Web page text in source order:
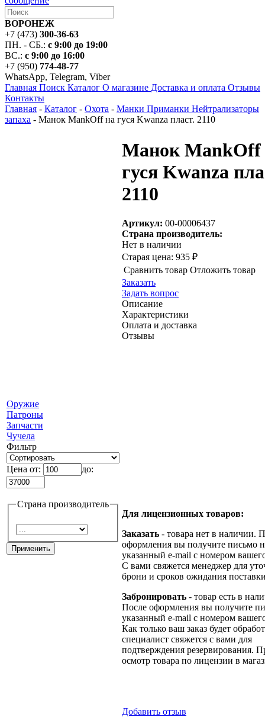
ВОРОНЕЖ
+7 (473) 300-36-63
ПН. - СБ.: с 9:00 до 19:00
ВС.: с 9:00 до 16:00
+7 (950) 774-48-77
WhatsApp, Telegram, Viber
Главная Поиск Каталог О магазине Доставка и оплата Отзывы
Контакты
Главная - Каталог - Охота - Манки Приманки Нейтрализаторы
запаха - Манок MankOff на гуся Kwanza пласт. 2110
Оружие
Патроны
Запчасти
Чучела
Фильтр
Цена от: до:
Страна производитель
Манок MankOff
гуся Kwanza
2110
Артикул: 00-00006437
Страна производитель:
Нет в наличии
Старая цена: 935 ₽
Сравнить товар Отложить товар
Заказать
Задать вопрос
Описание
Характеристики
Оплата и доставка
Отзывы
Для лицензионных товаров:
Заказать - товара нет в наличии.
оформления вы получите письмо
указанный e-mail с номером
С вами свяжется менеджер для
брони и сроков ожидания
Забронировать - товар есть в
После оформления вы получите
указанный e-mail с номером
Как только ваш заказ будет
специалист свяжется с вами для
подтверждения резервирования.
осмотр товара по лицензии в
Добавить отзыв